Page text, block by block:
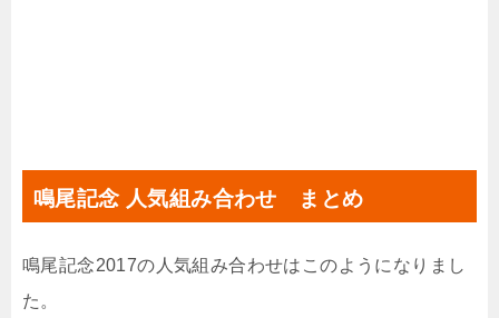
鳴尾記念 人気組み合わせ まとめ
鳴尾記念2017の人気組み合わせはこのようになりまし
た。